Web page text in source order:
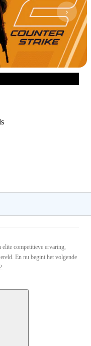
competitieve ervaring,
En nu begint het volgende